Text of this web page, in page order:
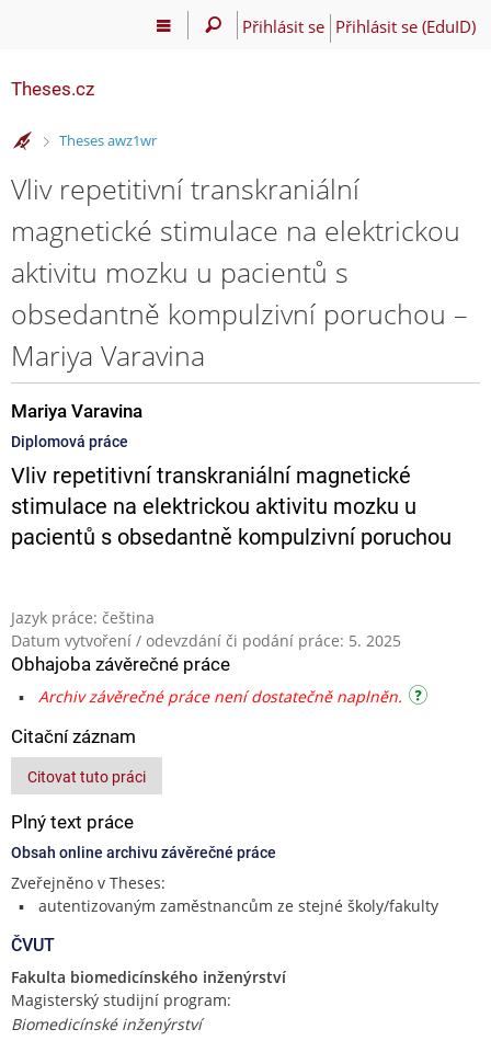
Přihlásit se Přihlásit se (EduID)
Theses.cz
>
Theses awz1wr
Vliv repetitivní transkraniální
magnetické stimulace na elektrickou
aktivitu mozku u pacientů s
obsedantně kompulzivní poruchou –
Mariya Varavina
Mariya Varavina
Diplomová práce
Vliv repetitivní transkraniální magnetické
stimulace na elektrickou aktivitu mozku u
pacientů s obsedantně kompulzivní poruchou
Jazyk práce: čeština
Datum vytvoření / odevzdání či podání práce: 5. 2025
Obhajoba závěrečné práce
Archiv závěrečné práce není dostatečně naplněn.
Citační záznam
Citovat tuto práci
Plný text práce
Obsah online archivu závěrečné práce
Zveřejněno v Theses:
autentizovaným zaměstnancům ze stejné školy/fakulty
ČVUT
Fakulta biomedicínského inženýrství
Magisterský studijní program:
Biomedicínské inženýrství